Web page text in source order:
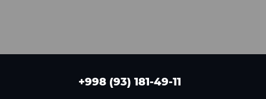
+998 (93) 181-49-11